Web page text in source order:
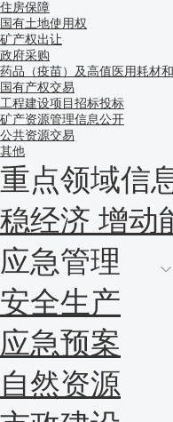
住房保障
国有土地使用权
矿产权出让
政府采购
药品（疫苗）及高值医用耗材
国有产权交易
工程建设项目招标投标
矿产资源管理信息公开
公共资源交易
其他
重点领域信
稳经济 增动
应急管理
安全生产
应急预案
自然资源